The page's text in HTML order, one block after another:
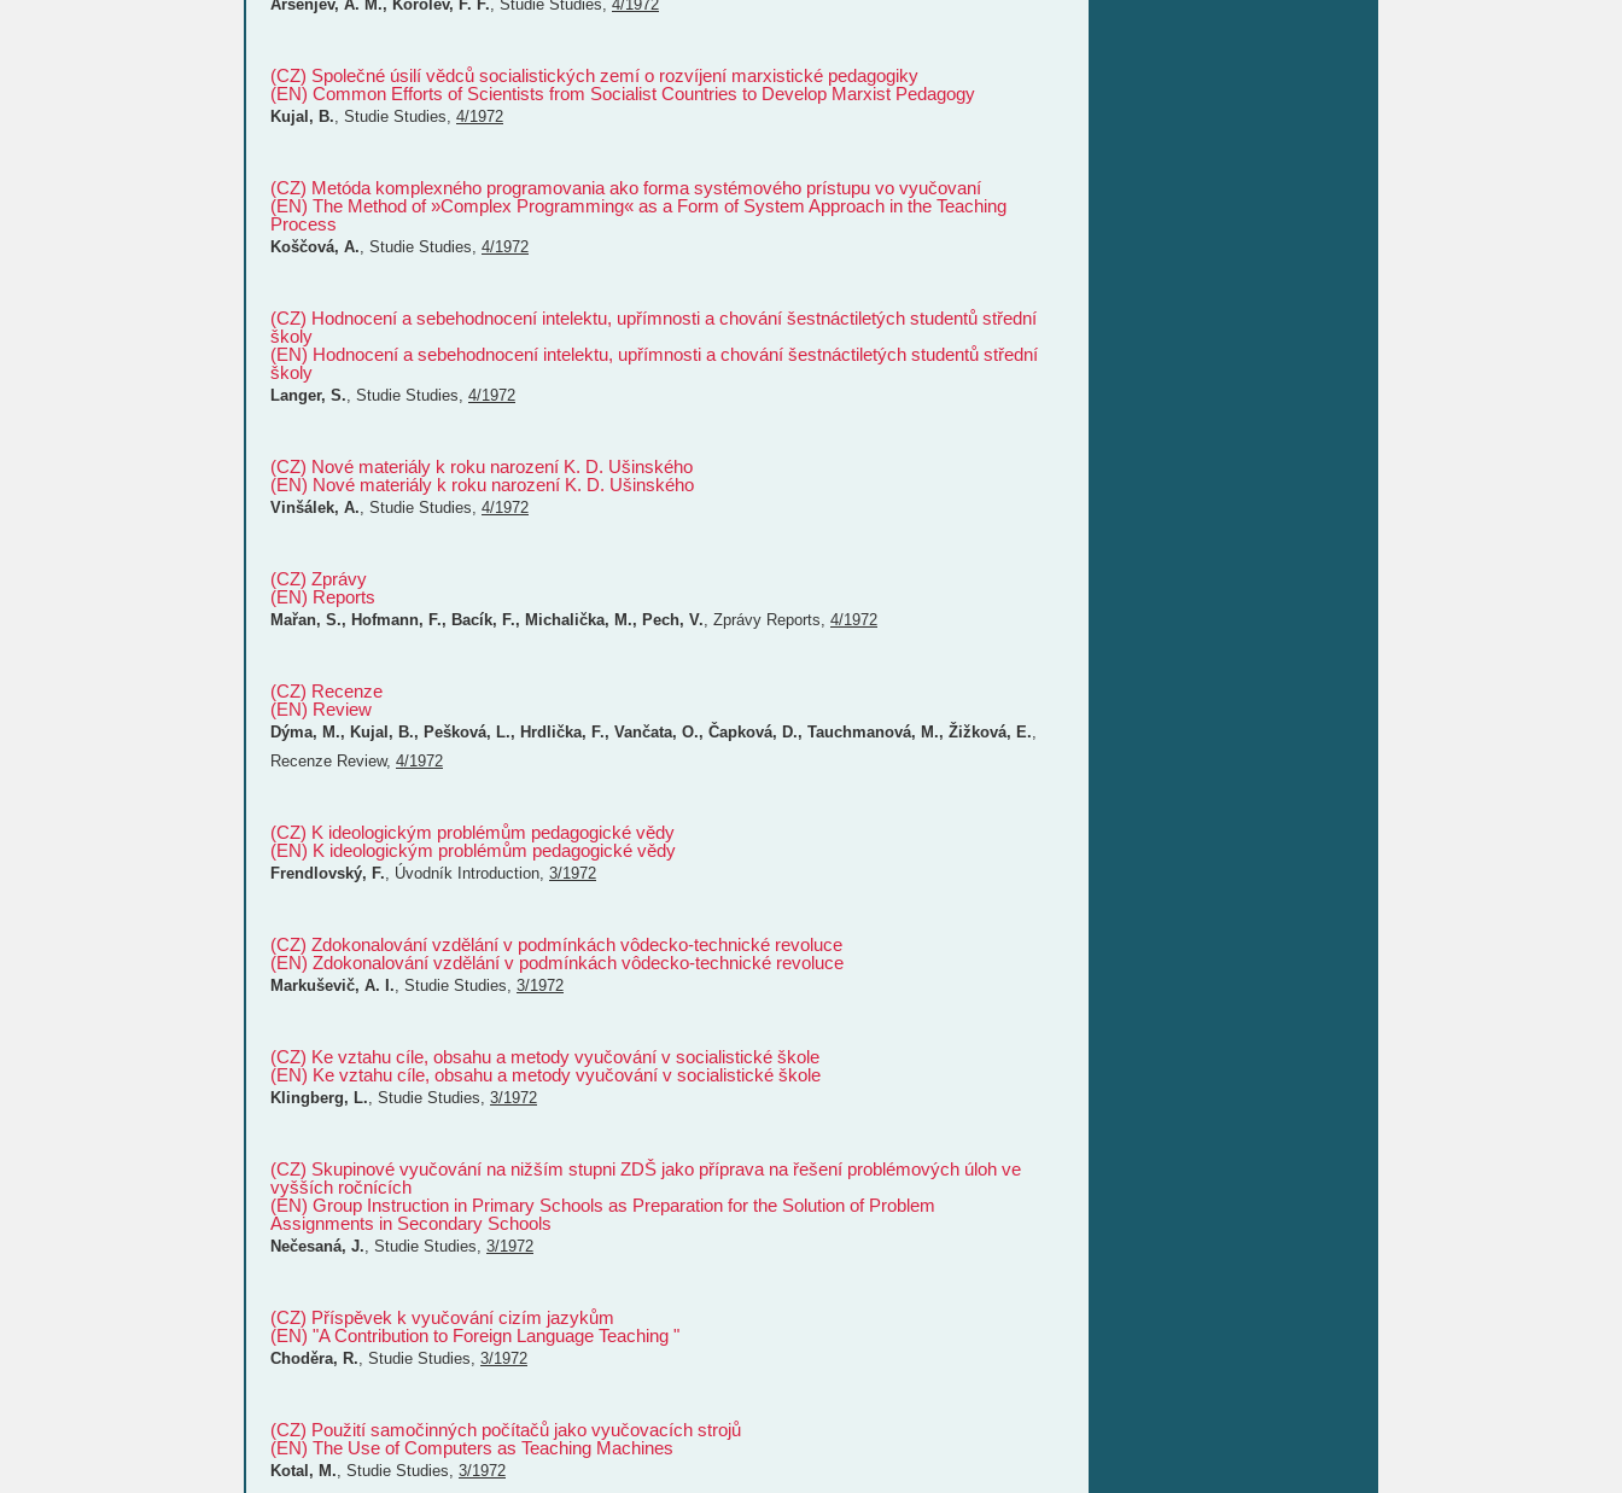
Arsenjev, A. M., Korolev, F. F., Studie Studies, 4/1972
(CZ) Společné úsilí vědců socialistických zemí o rozvíjení marxistické pedagogiky
(EN) Common Efforts of Scientists from Socialist Countries to Develop Marxist Pedagogy
Kujal, B., Studie Studies, 4/1972
(CZ) Metóda komplexného programovania ako forma systémového prístupu vo vyučovaní
(EN) The Method of »Complex Programming« as a Form of System Approach in the Teaching
Process
Koščová, A., Studie Studies, 4/1972
(CZ) Hodnocení a sebehodnocení intelektu, upřímnosti a chování šestnáctiletých studentů střední
školy
(EN) Hodnocení a sebehodnocení intelektu, upřímnosti a chování šestnáctiletých studentů střední
školy
Langer, S., Studie Studies, 4/1972
(CZ) Nové materiály k roku narození K. D. Ušinského
(EN) Nové materiály k roku narození K. D. Ušinského
Vinšálek, A., Studie Studies, 4/1972
(CZ) Zprávy
(EN) Reports
Mařan, S., Hofmann, F., Bacík, F., Michalička, M., Pech, V., Zprávy Reports, 4/1972
(CZ) Recenze
(EN) Review
Dýma, M., Kujal, B., Pešková, L., Hrdlička, F., Vančata, O., Čapková, D., Tauchmanová, M., Žižková, E.,
Recenze Review, 4/1972
(CZ) K ideologickým problémům pedagogické vědy
(EN) K ideologickým problémům pedagogické vědy
Frendlovský, F., Úvodník Introduction, 3/1972
(CZ) Zdokonalování vzdělání v podmínkách vôdecko-technické revoluce
(EN) Zdokonalování vzdělání v podmínkách vôdecko-technické revoluce
Markuševič, A. I., Studie Studies, 3/1972
(CZ) Ke vztahu cíle, obsahu a metody vyučování v socialistické škole
(EN) Ke vztahu cíle, obsahu a metody vyučování v socialistické škole
Klingberg, L., Studie Studies, 3/1972
(CZ) Skupinové vyučování na nižším stupni ZDŠ jako příprava na řešení problémových úloh ve
vyšších ročnících
(EN) Group Instruction in Primary Schools as Preparation for the Solution of Problem
Assignments in Secondary Schools
Nečesaná, J., Studie Studies, 3/1972
(CZ) Příspěvek k vyučování cizím jazykům
(EN) "A Contribution tо Foreign Language Teaching "
Choděra, R., Studie Studies, 3/1972
(CZ) Použití samočinných počítačů jako vyučovacích strojů
(EN) The Use of Computers as Teaching Machines
Kotal, M., Studie Studies, 3/1972